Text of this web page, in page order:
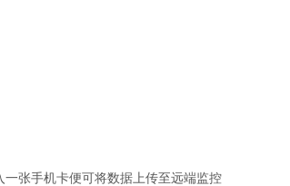
张手机卡便可将数据上传至远端监控